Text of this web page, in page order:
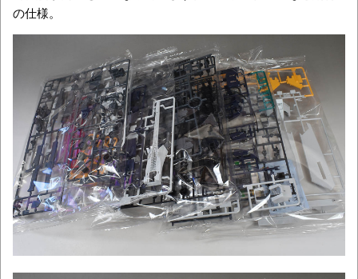
の仕様。